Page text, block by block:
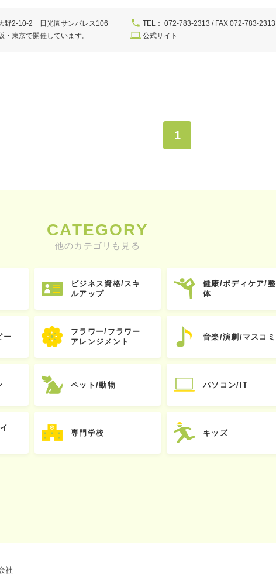
野2-10-2 日光園サンパレス106
・東京で開催しています。
TEL： 072-783-2313 / FAX 072-783-2313
公式サイト
1
CATEGORY
他のカテゴリも見る
ビジネス資格/スキ
ルアップ
健康/ボディケア/整
体
ー
フラワー/フラワー
アレンジメント
音楽/演劇/マスコミ
ペット/動物 パソコン/IT
専門学校 キッズ
社